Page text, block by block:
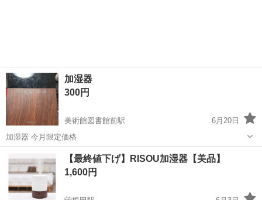
加湿器
300円
美術館図書館前駅
6月20日
加湿器 今月限定価格
美術館図書館前駅 季節、空調家電
【最終値下げ】RISOU加湿器【美品】
1,600円